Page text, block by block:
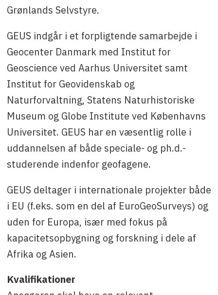
Grønlands Selvstyre.
GEUS indgår i et forpligtende samarbejde i
Geocenter Danmark med Institut for
Geoscience ved Aarhus Universitet samt
Institut for Geovidenskab og
Naturforvaltning, Statens Naturhistoriske
Museum og Globe Institute ved Københavns
Universitet. GEUS har en væsentlig rolle i
uddannelsen af både speciale- og ph.d.-
studerende indenfor geofagene.
GEUS deltager i internationale projekter både
i EU (f.eks. som en del af EuroGeoSurveys) og
uden for Europa, især med fokus på
kapacitetsopbygning og forskning i dele af
Afrika og Asien.
Kvalifikationer